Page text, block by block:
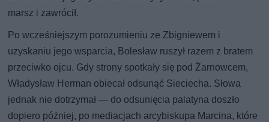
marsz i zawrócił.
Po wcześniejszym porozumieniu ze Zbigniewem i
uzyskaniu jego wsparcia, Bolesław ruszył razem z bratem
przeciwko ojcu. Gdy strony spotkały się pod Żarnowcem,
Władysław Herman obiecał odsunąć Sieciecha. Słowa
jednak nie dotrzymał — do odsunięcia palatyna doszło
dopiero później, po mediacjach arcybiskupa Marcina, które